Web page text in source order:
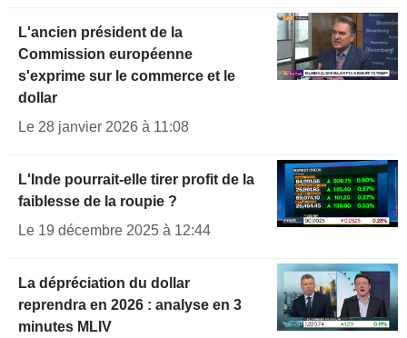
L'ancien président de la
Commission européenne
s'exprime sur le commerce et le
dollar
Le 28 janvier 2026 à 11:08
L'Inde pourrait-elle tirer profit de la
faiblesse de la roupie ?
Le 19 décembre 2025 à 12:44
La dépréciation du dollar
reprendra en 2026 : analyse en 3
minutes MLIV